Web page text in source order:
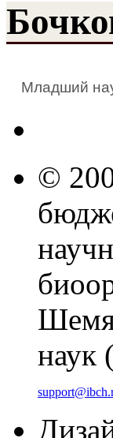
Младший
©